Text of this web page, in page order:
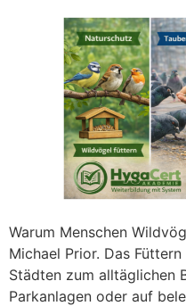
Warum Menschen
Michael Prior. Das
Städten zum alltäglichen
Parkanlagen oder auf